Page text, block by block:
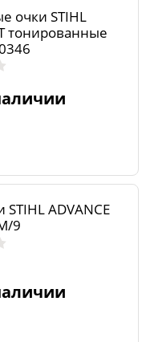
очки STIHL
тонированные
STIHL ADVANCE
9